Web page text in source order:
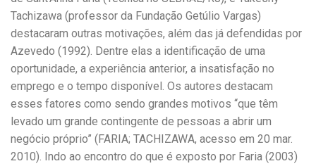
Tachizawa (professor da Fundação Getúlio Vargas)
destacaram outras motivações, além das já defendidas por
Azevedo (1992). Dentre elas a identificação de uma
oportunidade, a experiência anterior, a insatisfação no
emprego e o tempo disponível. Os autores destacam
esses fatores como sendo grandes motivos “que têm
levado um grande contingente de pessoas a abrir um
negócio próprio” (FARIA; TACHIZAWA, acesso em 20 mar.
2010). Indo ao encontro do que é exposto por Faria (2003)